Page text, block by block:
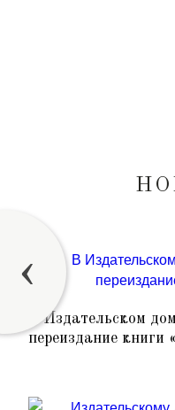
В Издательском
переиздание книги
‹